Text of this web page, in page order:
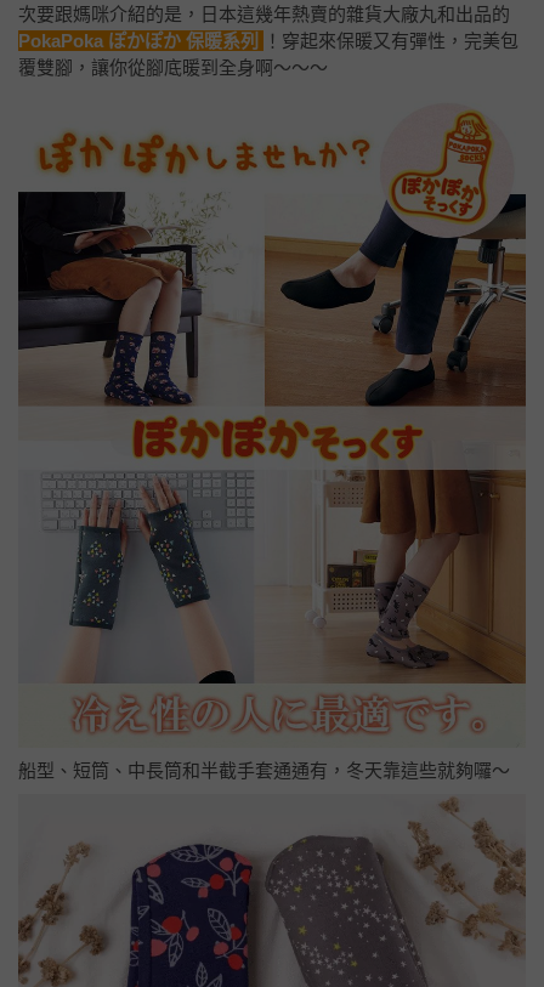
次要跟媽咪介紹的是，日本這幾年熱賣的雜貨大廠丸和出品的
PokaPoka ぽかぽか 保暖系列
！穿起來保暖又有彈性，完美包
覆雙腳，讓你從腳底暖到全身啊～～～
船型、短筒、中長筒和半截手套通通有，冬天靠這些就夠囉～